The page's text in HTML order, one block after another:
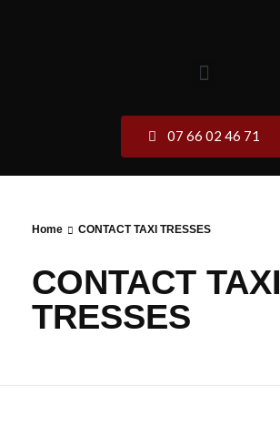
07 66 02 46 71
Home CONTACT TAXI TRESSES
CONTACT TAXI
TRESSES